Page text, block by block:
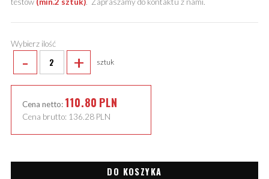
testów (min.2 sztuk). Zapraszamy do kontaktu z nami.
Wybierz ilość
- + sztuk
Cena netto: 110.80 PLN
Cena brutto: 136.28 PLN
DO KOSZYKA